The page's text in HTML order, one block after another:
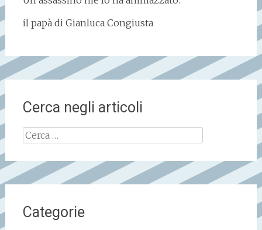
il papà di Gianluca Congiusta
Cerca negli articoli
Ricerca
per:
Categorie